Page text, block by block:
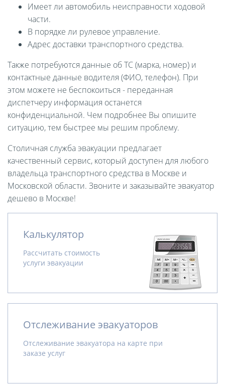
Имеет ли автомобиль неисправности ходовой
части.
В порядке ли рулевое управление.
Адрес доставки транспортного средства.
Также потребуются данные об ТС (марка, номер) и
контактные данные водителя (ФИО, телефон). При
этом можете не беспокоиться - переданная
диспетчеру информация останется
конфиденциальной. Чем подробнее Вы опишите
ситуацию, тем быстрее мы решим проблему.
Столичная служба эвакуации предлагает
качественный сервис, который доступен для любого
владельца транспортного средства в Москве и
Московской области. Звоните и заказывайте эвакуатор
дешево в Москве!
Калькулятор
Рассчитать стоимость
услуги эвакуации
Отслеживание эвакуаторов
Отслеживание эвакуатора на карте при
заказе услуг